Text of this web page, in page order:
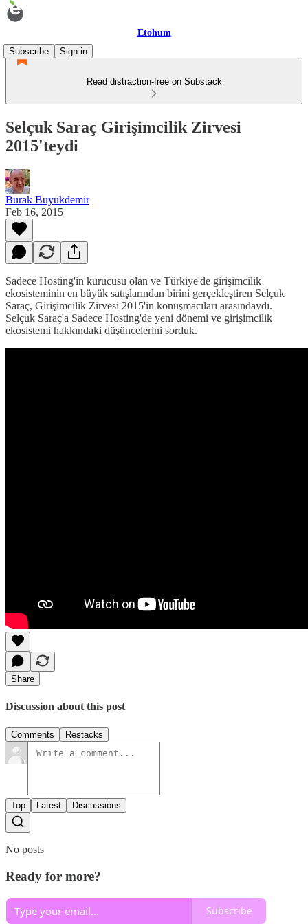
Etohum
Subscribe
Sign in
Read distraction-free on Substack
Selçuk Saraç Girişimcilik Zirvesi
2015'teydi
Burak Buyukdemir
Feb 16, 2015
Sadece Hosting'in kurucusu olan ve Türkiye'de girişimcilik
ekosisteminin en büyük satışlarından birini gerçekleştiren Selçuk
Saraç, Girişimcilik Zirvesi 2015'in konuşmacıları arasındaydı.
Selçuk Saraç'a Sadece Hosting'de yeni dönemi ve girişimcilik
ekosistemi hakkındaki düşüncelerini sorduk.
Share
Discussion about this post
Comments Restacks
Top Latest Discussions
No posts
Ready for more?
Subscribe